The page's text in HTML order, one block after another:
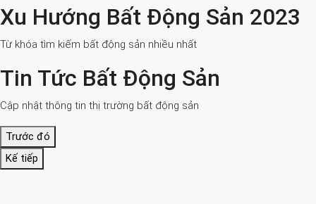
Xu Hướng Bất Động Sản 2023
Từ khóa tìm kiếm bất động sản nhiều nhất
Tin Tức Bất Động Sản
Cập nhật thông tin thị trường bất động sản
Trước đó
Kế tiếp